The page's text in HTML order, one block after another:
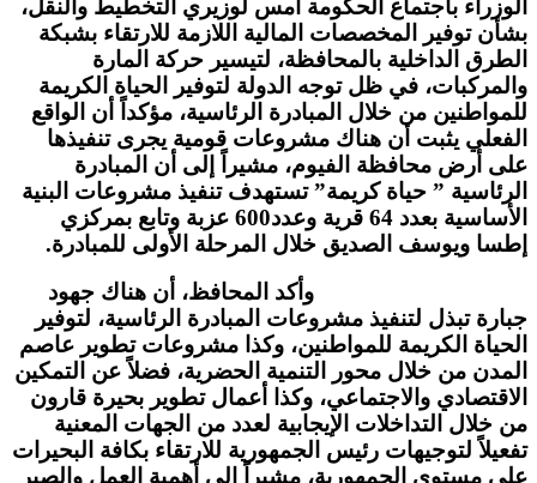
الوزراء باجتماع الحكومة أمس لوزيري التخطيط والنقل،
بشأن توفير المخصصات المالية اللازمة للارتقاء بشبكة
الطرق الداخلية بالمحافظة، لتيسير حركة المارة
والمركبات، في ظل توجه الدولة لتوفير الحياة الكريمة
للمواطنين من خلال المبادرة الرئاسية، مؤكداً أن الواقع
الفعلي يثبت أن هناك مشروعات قومية يجرى تنفيذها
على أرض محافظة الفيوم، مشيراً إلى أن المبادرة
الرئاسية ” حياة كريمة” تستهدف تنفيذ مشروعات البنية
الأساسية بعدد 64 قرية وعدد600 عزبة وتابع بمركزي
إطسا ويوسف الصديق خلال المرحلة الأولى للمبادرة.
وأكد المحافظ، أن هناك جهود
جبارة تبذل لتنفيذ مشروعات المبادرة الرئاسية، لتوفير
الحياة الكريمة للمواطنين، وكذا مشروعات تطوير عاصم
المدن من خلال محور التنمية الحضرية، فضلاً عن التمكين
الاقتصادي والاجتماعي، وكذا أعمال تطوير بحيرة قارون
من خلال التداخلات الإيجابية لعدد من الجهات المعنية
تفعيلاً لتوجيهات رئيس الجمهورية للارتقاء بكافة البحيرات
على مستوى الجمهورية، مشيراً إلى أهمية العمل والصبر